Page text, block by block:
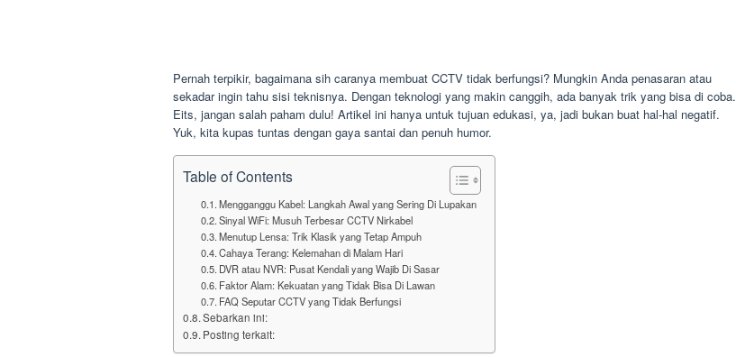
Pernah terpikir, bagaimana sih caranya membuat CCTV tidak berfungsi? Mungkin Anda penasaran atau
sekadar ingin tahu sisi teknisnya. Dengan teknologi yang makin canggih, ada banyak trik yang bisa di coba.
Eits, jangan salah paham dulu! Artikel ini hanya untuk tujuan edukasi, ya, jadi bukan buat hal-hal negatif.
Yuk, kita kupas tuntas dengan gaya santai dan penuh humor.
Table of Contents
Mengganggu Kabel: Langkah Awal yang Sering Di Lupakan
Sinyal WiFi: Musuh Terbesar CCTV Nirkabel
Menutup Lensa: Trik Klasik yang Tetap Ampuh
Cahaya Terang: Kelemahan di Malam Hari
DVR atau NVR: Pusat Kendali yang Wajib Di Sasar
Faktor Alam: Kekuatan yang Tidak Bisa Di Lawan
FAQ Seputar CCTV yang Tidak Berfungsi
Sebarkan ini:
Posting terkait: